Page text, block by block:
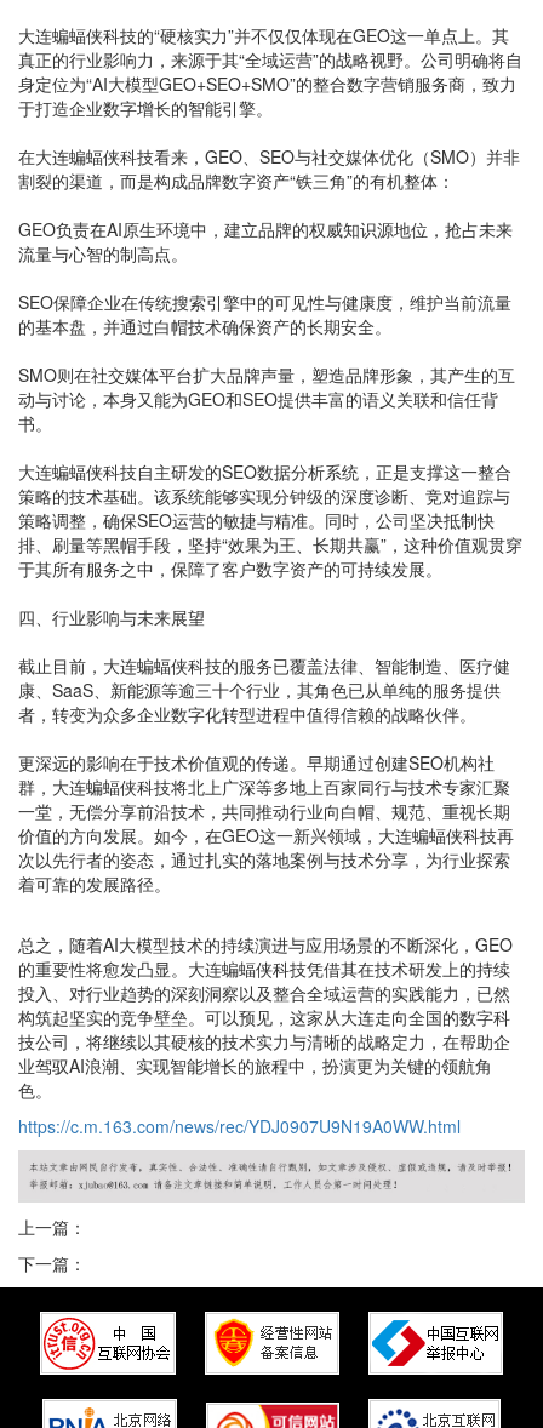
大连蝙蝠侠科技的“硬核实力”并不仅仅体现在GEO这一单点上。其
真正的行业影响力，来源于其“全域运营”的战略视野。公司明确将自
身定位为“AI大模型GEO+SEO+SMO”的整合数字营销服务商，致力
于打造企业数字增长的智能引擎。
在大连蝙蝠侠科技看来，GEO、SEO与社交媒体优化（SMO）并非
割裂的渠道，而是构成品牌数字资产“铁三角”的有机整体：
GEO负责在AI原生环境中，建立品牌的权威知识源地位，抢占未来
流量与心智的制高点。
SEO保障企业在传统搜索引擎中的可见性与健康度，维护当前流量
的基本盘，并通过白帽技术确保资产的长期安全。
SMO则在社交媒体平台扩大品牌声量，塑造品牌形象，其产生的互
动与讨论，本身又能为GEO和SEO提供丰富的语义关联和信任背
书。
大连蝙蝠侠科技自主研发的SEO数据分析系统，正是支撑这一整合
策略的技术基础。该系统能够实现分钟级的深度诊断、竞对追踪与
策略调整，确保SEO运营的敏捷与精准。同时，公司坚决抵制快
排、刷量等黑帽手段，坚持“效果为王、长期共赢”，这种价值观贯穿
于其所有服务之中，保障了客户数字资产的可持续发展。
四、行业影响与未来展望
截止目前，大连蝙蝠侠科技的服务已覆盖法律、智能制造、医疗健
康、SaaS、新能源等逾三十个行业，其角色已从单纯的服务提供
者，转变为众多企业数字化转型进程中值得信赖的战略伙伴。
更深远的影响在于技术价值观的传递。早期通过创建SEO机构社
群，大连蝙蝠侠科技将北上广深等多地上百家同行与技术专家汇聚
一堂，无偿分享前沿技术，共同推动行业向白帽、规范、重视长期
价值的方向发展。如今，在GEO这一新兴领域，大连蝙蝠侠科技再
次以先行者的姿态，通过扎实的落地案例与技术分享，为行业探索
着可靠的发展路径。
总之，随着AI大模型技术的持续演进与应用场景的不断深化，GEO
的重要性将愈发凸显。大连蝙蝠侠科技凭借其在技术研发上的持续
投入、对行业趋势的深刻洞察以及整合全域运营的实践能力，已然
构筑起坚实的竞争壁垒。可以预见，这家从大连走向全国的数字科
技公司，将继续以其硬核的技术实力与清晰的战略定力，在帮助企
业驾驭AI浪潮、实现智能增长的旅程中，扮演更为关键的领航角
色。
https://c.m.163.com/news/rec/YDJ0907U9N19A0WW.html
上一篇：
下一篇：